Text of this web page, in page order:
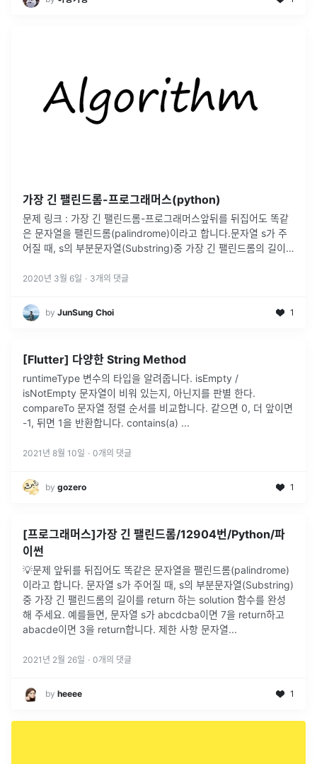
가장 긴 팰린드롬-프로그래머스(python)
문제 링크 : 가장 긴 팰린드롬-프로그래머스앞뒤를 뒤집어도 똑같
은 문자열을 팰린드롬(palindrome)이라고 합니다.문자열 s가 주
어질 때, s의 부분문자열(Substring)중 가장 긴 팰린드롬의 길이
2020년 3월 6일 · 3개의 댓글
by JunSung Choi 1
[Flutter] 다양한 String Method
runtimeType 변수의 타입을 알려줍니다. isEmpty /
isNotEmpty 문자열이 비워 있는지, 아닌지를 판별 한다.
compareTo 문자열 정렬 순서를 비교합니다. 같으면 0, 더 앞이면
-1, 뒤면 1을 반환합니다. contains(a) ...
2021년 8월 10일 · 0개의 댓글
by gozero 1
[프로그래머스]가장 긴 팰린드롬/12904번/Python/파
이썬
💡문제 앞뒤를 뒤집어도 똑같은 문자열을 팰린드롬(palindrome)
이라고 합니다. 문자열 s가 주어질 때, s의 부분문자열(Substring)
중 가장 긴 팰린드롬의 길이를 return 하는 solution 함수를 완성
해 주세요. 예를들면, 문자열 s가 abcdcba이면 7을 return하고
abacde이면 3을 return합니다. 제한 사항 문자열...
2021년 2월 26일 · 0개의 댓글
by heeee 1